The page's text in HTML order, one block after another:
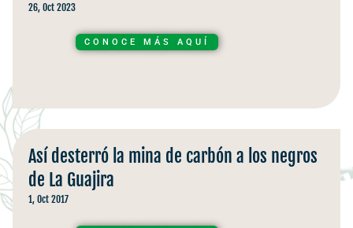
26, Oct 2023
CONOCE MÁS AQUÍ
Así desterró la mina de carbón a los negros
de La Guajira
1, Oct 2017